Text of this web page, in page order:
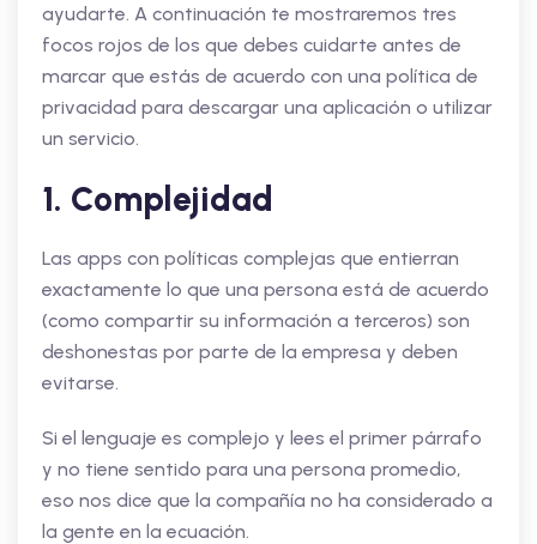
ayudarte. A continuación te mostraremos tres
focos rojos de los que debes cuidarte antes de
marcar que estás de acuerdo con una política de
privacidad para descargar una aplicación o utilizar
un servicio.
1. Complejidad
Las apps con políticas complejas que entierran
exactamente lo que una persona está de acuerdo
(como compartir su información a terceros) son
deshonestas por parte de la empresa y deben
evitarse.
Si el lenguaje es complejo y lees el primer párrafo
y no tiene sentido para una persona promedio,
eso nos dice que la compañía no ha considerado a
la gente en la ecuación.